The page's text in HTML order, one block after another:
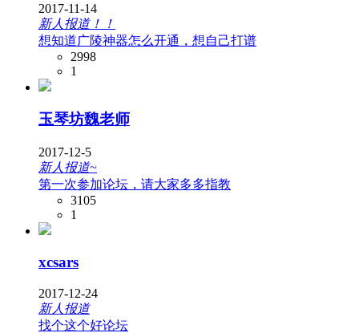
2017-11-14
新人报道！！
想知道广陵神器怎么开通，想自己打谱
2998
1
玉琴坊魏老师
2017-12-5
新人报道~
第一次参加论坛，请大家多多指教
3105
1
xcsars
2017-12-24
新人报道
找个这个好论坛